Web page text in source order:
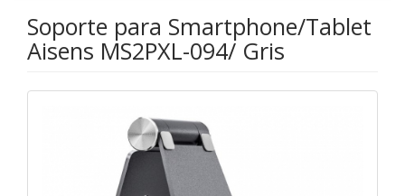
Soporte para Smartphone/Tablet
Aisens MS2PXL-094/ Gris